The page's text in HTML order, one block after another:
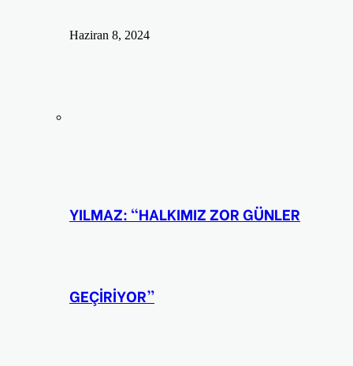
Haziran 8, 2024
YILMAZ: “HALKIMIZ ZOR GÜNLER
GEÇİRİYOR”